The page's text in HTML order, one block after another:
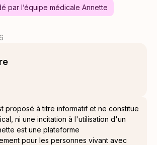
par l’équipe médicale Annette
proposé à titre informatif et ne constitue
ni une incitation à l'utilisation d'un
est une plateforme
pour les personnes vivant avec